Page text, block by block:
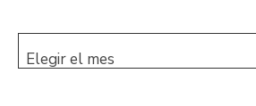
Elegir el mes